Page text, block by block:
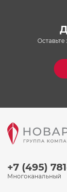
+7 (495)
Многоканальный